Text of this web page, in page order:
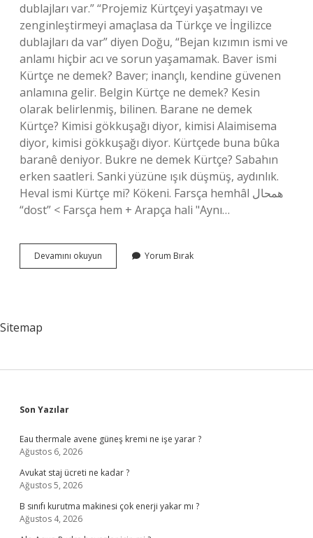
dublajları var.” “Projemiz Kürtçeyi yaşatmayı ve
zenginleştirmeyi amaçlasa da Türkçe ve İngilizce
dublajları da var” diyen Doğu, “Bejan kızımın ismi ve
anlamı hiçbir acı ve sorun yaşamamak. Baver ismi
Kürtçe ne demek? Baver; inançlı, kendine güvenen
anlamına gelir. Belgin Kürtçe ne demek? Kesin
olarak belirlenmiş, bilinen. Barane ne demek
Kürtçe? Kimisi gökkuşağı diyor, kimisi Alaimisema
diyor, kimisi gökkuşağı diyor. Kürtçede buna bûka
baranê deniyor. Bukre ne demek Kürtçe? Sabahın
erken saatleri. Sanki yüzüne ışık düşmüş, aydınlık.
Heval ismi Kürtçe mi? Kökeni. Farsça hemhâl ﻫﻤﺤﺎﻝ
“dost” < Farsça hem + Arapça hali "Aynı…
Devamını okuyun Bablisok
Kürtçe
Yorum Bırak
Sitemap
Sidebar
Son Yazılar
Eau thermale avene güneş kremi ne işe yarar ?
Ağustos 6, 2026
Avukat staj ücreti ne kadar ?
Ağustos 5, 2026
B sınıfı kurutma makinesi çok enerji yakar mı ?
Ağustos 4, 2026